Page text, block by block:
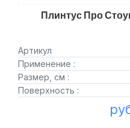
Плинтус Про
Артикул
Применение :
Размер, см :
Поверхность :